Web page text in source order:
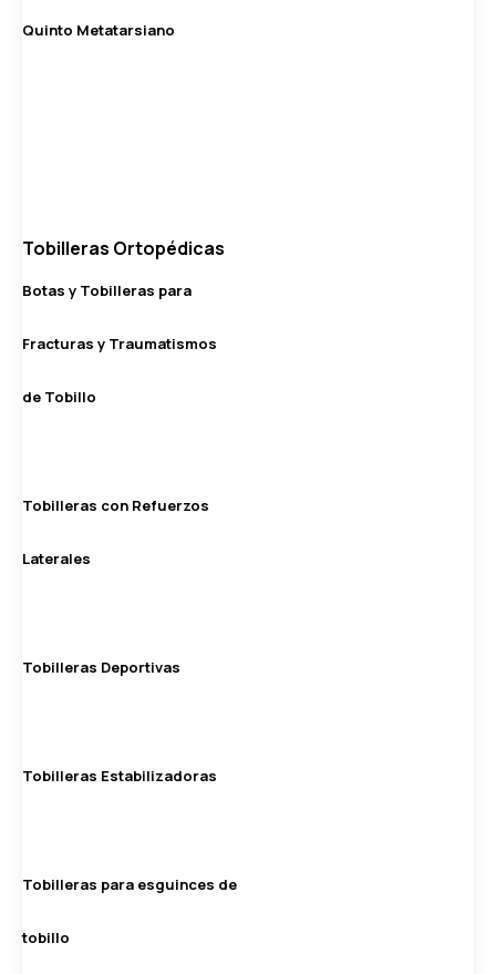
Quinto Metatarsiano
Tobilleras Ortopédicas
Botas y Tobilleras para
Fracturas y Traumatismos
de Tobillo
Tobilleras con Refuerzos
Laterales
Tobilleras Deportivas
Tobilleras Estabilizadoras
Tobilleras para esguinces de
tobillo